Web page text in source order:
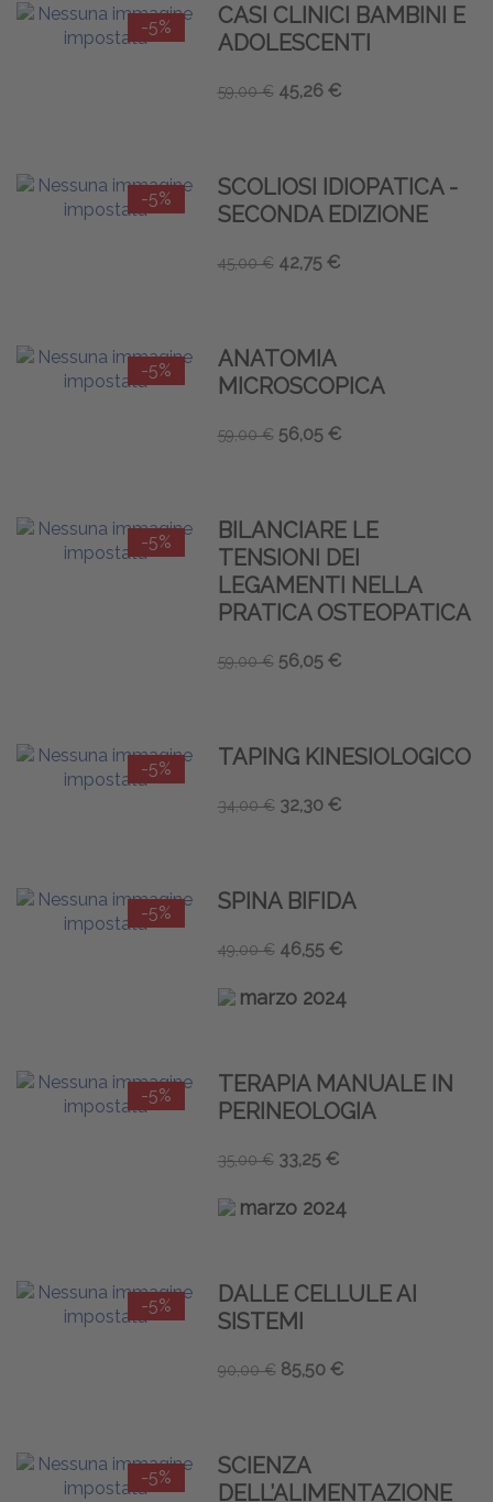
-5%
CASI CLINICI BAMBINI E
ADOLESCENTI
59,00 € 45,26 €
-5%
SCOLIOSI IDIOPATICA -
SECONDA EDIZIONE
45,00 € 42,75 €
-5%
ANATOMIA
MICROSCOPICA
59,00 € 56,05 €
-5%
BILANCIARE LE
TENSIONI DEI
LEGAMENTI NELLA
PRATICA OSTEOPATICA
59,00 € 56,05 €
-5% TAPING KINESIOLOGICO
34,00 € 32,30 €
-5% SPINA BIFIDA
49,00 € 46,55 €
marzo 2024
-5%
TERAPIA MANUALE IN
PERINEOLOGIA
35,00 € 33,25 €
marzo 2024
-5%
DALLE CELLULE AI
SISTEMI
90,00 € 85,50 €
-5%
SCIENZA
DELL’ALIMENTAZIONE